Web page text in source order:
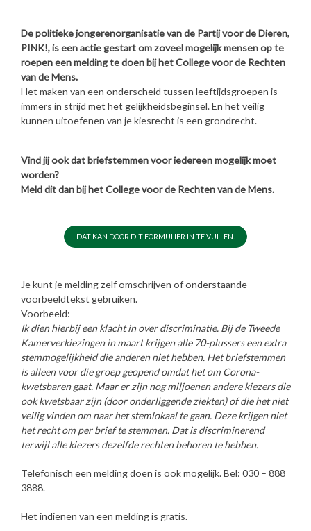
De politieke jongerenorganisatie van de Partij voor de Dieren,
PINK!, is een actie gestart om zoveel mogelijk mensen op te
roepen een melding te doen bij het College voor de Rechten
van de Mens.
Het maken van een onderscheid tussen leeftijdsgroepen is
immers in strijd met het gelijkheidsbeginsel. En het veilig
kunnen uitoefenen van je kiesrecht is een grondrecht.
Vind jij ook dat briefstemmen voor iedereen mogelijk moet
worden?
Meld dit dan bij het College voor de Rechten van de Mens.
DAT KAN DOOR DIT FORMULIER IN TE VULLEN.
Je kunt je melding zelf omschrijven of onderstaande
voorbeeldtekst gebruiken.
Voorbeeld:
Ik dien hierbij een klacht in over discriminatie. Bij de Tweede
Kamerverkiezingen in maart krijgen alle 70-plussers een extra
stemmogelijkheid die anderen niet hebben. Het briefstemmen
is alleen voor die groep geopend omdat het om Corona-
kwetsbaren gaat. Maar er zijn nog miljoenen andere kiezers die
ook kwetsbaar zijn (door onderliggende ziekten) of die het niet
veilig vinden om naar het stemlokaal te gaan. Deze krijgen niet
het recht om per brief te stemmen. Dat is discriminerend
terwijl alle kiezers dezelfde rechten behoren te hebben.
Telefonisch een melding doen is ook mogelijk. Bel: 030 – 888
3888.
Het indienen van een melding is gratis.